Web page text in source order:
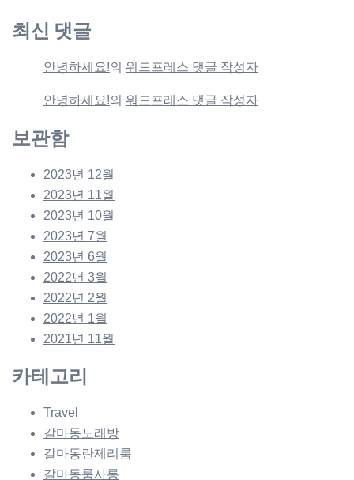
최신 댓글
안녕하세요!의 워드프레스 댓글 작성자
안녕하세요!의 워드프레스 댓글 작성자
보관함
2023년 12월
2023년 11월
2023년 10월
2023년 7월
2023년 6월
2022년 3월
2022년 2월
2022년 1월
2021년 11월
카테고리
Travel
갈마동노래방
갈마동란제리룸
갈마동룸사롱